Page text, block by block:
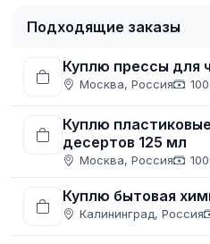
Подходящие заказы
Куплю прессы для
Москва, Россия
Куплю
десертов 125 мл
Москва, Россия
Куплю бытовая
Калининград, Россия